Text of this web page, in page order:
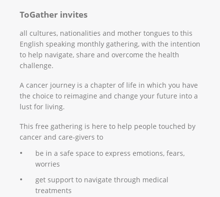
ToGather invites
all cultures, nationalities and mother tongues to this
English speaking monthly gathering, with the intention
to help navigate, share and overcome the health
challenge.
A cancer journey is a chapter of life in which you have
the choice to reimagine and change your future into a
lust for living.
This free gathering is here to help people touched by
cancer and care-givers to
be in a safe space to express emotions, fears,
worries
get support to navigate through medical
treatments